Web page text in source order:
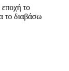
το
το διαβάσω